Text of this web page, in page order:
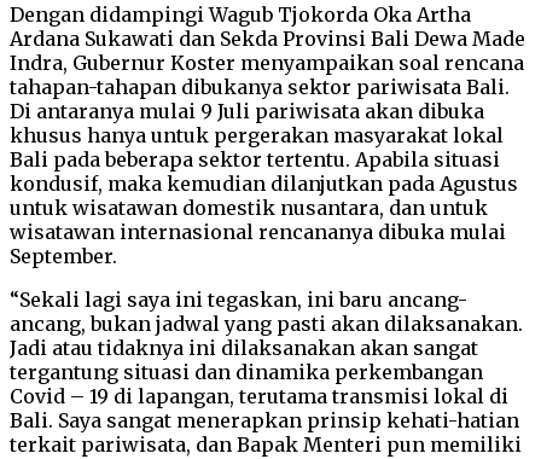
Dengan didampingi Wagub Tjokorda Oka Artha
Ardana Sukawati dan Sekda Provinsi Bali Dewa Made
Indra, Gubernur Koster menyampaikan soal rencana
tahapan-tahapan dibukanya sektor pariwisata Bali.
Di antaranya mulai 9 Juli pariwisata akan dibuka
khusus hanya untuk pergerakan masyarakat lokal
Bali pada beberapa sektor tertentu. Apabila situasi
kondusif, maka kemudian dilanjutkan pada Agustus
untuk wisatawan domestik nusantara, dan untuk
wisatawan internasional rencananya dibuka mulai
September.
“Sekali lagi saya ini tegaskan, ini baru ancang-
ancang, bukan jadwal yang pasti akan dilaksanakan.
Jadi atau tidaknya ini dilaksanakan akan sangat
tergantung situasi dan dinamika perkembangan
Covid – 19 di lapangan, terutama transmisi lokal di
Bali. Saya sangat menerapkan prinsip kehati-hatian
terkait pariwisata, dan Bapak Menteri pun memiliki